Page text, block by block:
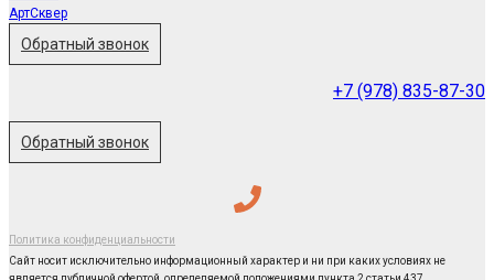
АртСквер
Обратный звонок
+7 (978) 835-87-30
Обратный звонок
Политика конфиденциальности
Сайт носит исключительно информационный характер и ни при каких условиях не